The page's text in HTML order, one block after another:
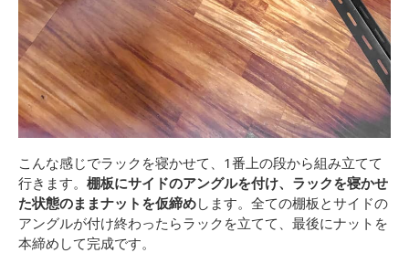
こんな感じでラックを寝かせて、1番上の段から組み立てて
行きます。 棚板にサイドのアングルを付け、ラックを寝かせ
た状態のままナットを仮締めします。全ての棚板とサイドの
アングルが付け終わったらラックを立てて、最後にナットを
本締めして完成です。